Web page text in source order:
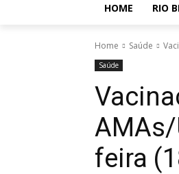
HOME RIO
Home Saúde
Saúde
AMAs/
feira